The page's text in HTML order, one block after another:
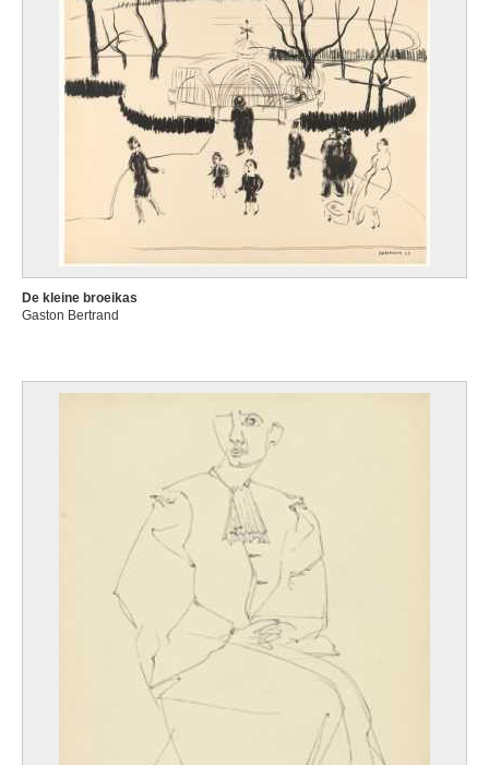
De kleine broeikas
Gaston Bertrand